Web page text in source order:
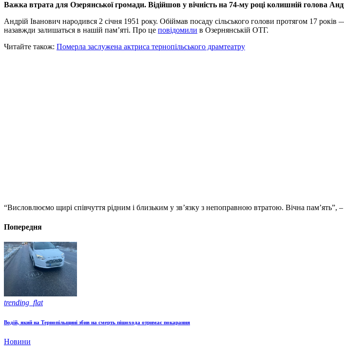
Важка втрата для Озерянської громади. Відійшов у вічність на 74-му році колишній голова
Андрій Іванович народився 2 січня 1951 року. Обіймав посаду сільського голови протягом 17
назавжди залишаться в нашій пам’яті. Про це повідомили в Озернянській ОТГ.
Читайте також: Померла заслужена актриса тернопільського драмтеатру
“Висловлюємо щирі співчуття рідним і близьким у зв’язку з непоправною втратою. Вічна пам’ять”, –
Попередня
trending_flat
Водій, який на Тернопільщині збив на смерть пішохода отримає покарання
Новини